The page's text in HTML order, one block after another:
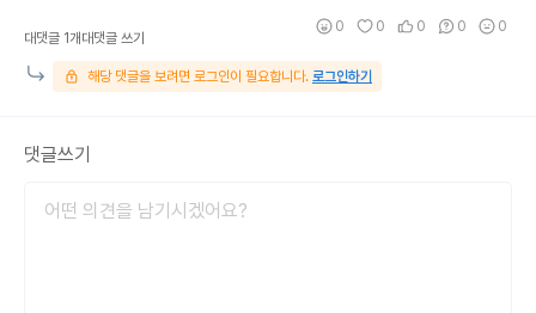
대댓글 1개대댓글 쓰기
0 0 0 0 0
해당 댓글을 보려면 로그인이 필요합니다. 로그인하기
댓글쓰기